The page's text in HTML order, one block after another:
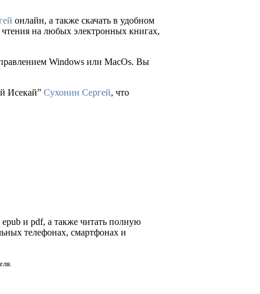
онлайн, а также скачать в удобном
чтения на любых электронных книгах,
Windows или MacOs. Вы
Исекай” Сухонин Сергей, что
и pdf, а также читать полную
телефонах, смартфонах и